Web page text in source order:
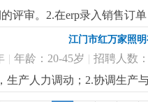
评审。2.在erp录入销售订
进度和交期 。 4.协助供
的采购跟单工作经验；3、
江门市红万家照
| 年龄：20-45岁 | 招聘人数
生产人力调动；2.协调生产
产线岗位设置,提倡优化工